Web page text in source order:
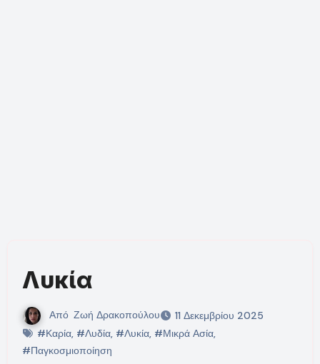
Λυκία
Από Ζωή Δρακοπούλου
11 Δεκεμβρίου 2025
#Καρία, #Λυδία, #Λυκία, #Μικρά Ασία,
#Παγκοσμιοποίηση